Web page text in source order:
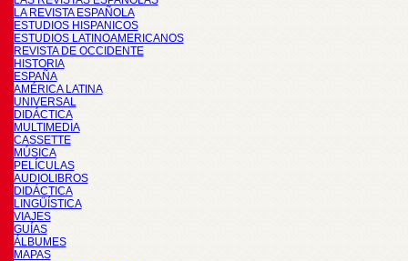
LA REVISTA ESPAÑOLA
ESTUDIOS HISPANICOS
ESTUDIOS LATINOAMERICANOS
REVISTA DE OCCIDENTE
HISTORIA
ESPAÑA
AMÉRICA LATINA
UNIVERSAL
DIDÁCTICA
MULTIMEDIA
CASSETTE
MÚSICA
PELÍCULAS
AUDIOLIBROS
DIDÁCTICA
LINGÜÍSTICA
VIAJES
GUÍAS
ÁLBUMES
MAPAS